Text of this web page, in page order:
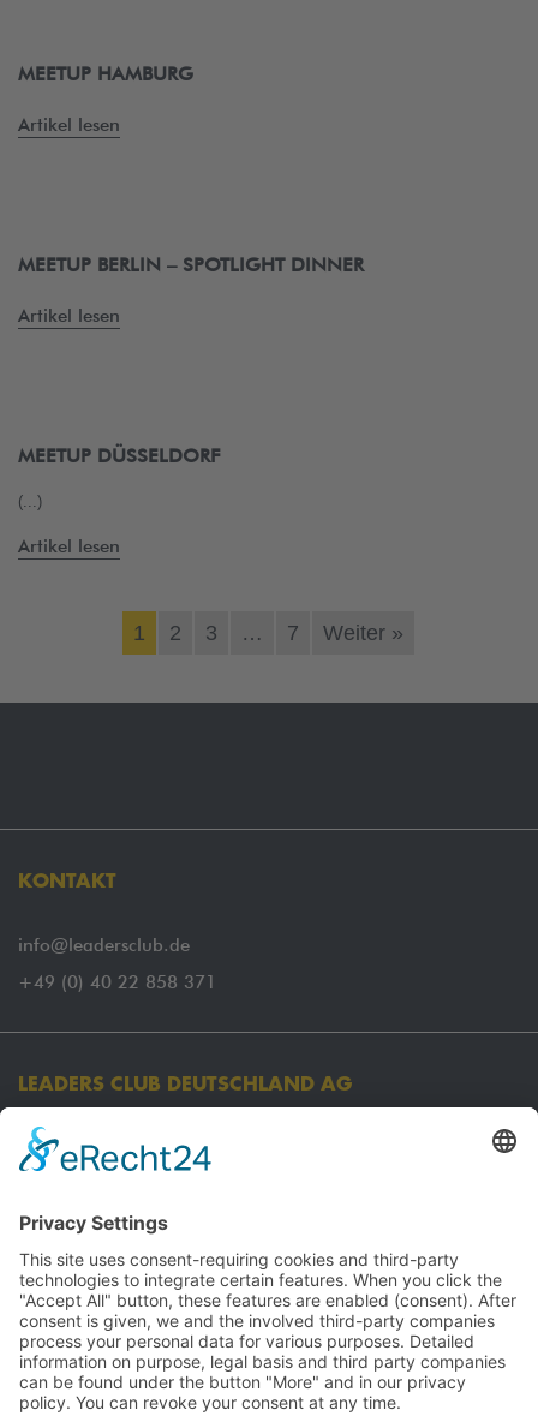
MEETUP HAMBURG
Artikel lesen
MEETUP BERLIN – SPOTLIGHT DINNER
Artikel lesen
MEETUP DÜSSELDORF
(...)
Artikel lesen
1 2 3 … 7 Weiter »
KONTAKT
info@leadersclub.de
+49 (0) 40 22 858 371
LEADERS CLUB DEUTSCHLAND AG
Koordinationsbüro:
Oberer Pustenberg 24
Firmensitz:
Am Sandtorkai 29
20457 Hamburg